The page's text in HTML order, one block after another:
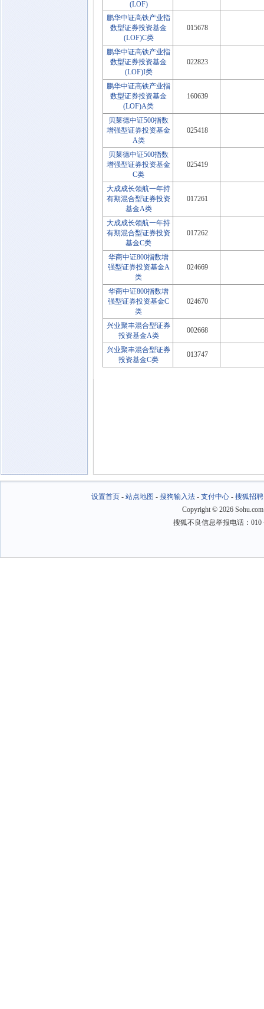
(LOF)
鹏华中证高铁产业指
数型证券投资基金
(LOF)C类
015678
鹏华中证高铁产业指
数型证券投资基金
(LOF)I类
022823
鹏华中证高铁产业指
数型证券投资基金
(LOF)A类
160639
贝莱德中证500指数
增强型证券投资基金
A类
025418
贝莱德中证500指数
增强型证券投资基金
C类
025419
大成成长领航一年持
有期混合型证券投资
基金A类
017261
大成成长领航一年持
有期混合型证券投资
基金C类
017262
华商中证800指数增
强型证券投资基金A
类
024669
华商中证800指数增
强型证券投资基金C
类
024670
兴业聚丰混合型证券
投资基金A类
002668
兴业聚丰混合型证券
投资基金C类
013747
设置首页- 站点地图 - 搜狗输入法- 支付中心- 搜狐招聘
Copyright © 2026
搜狐不良信息举报电话：010